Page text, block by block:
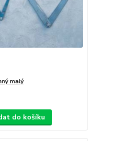
malý
do košíku